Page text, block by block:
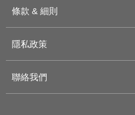
條款 & 細則
隱私政策
聯絡我們